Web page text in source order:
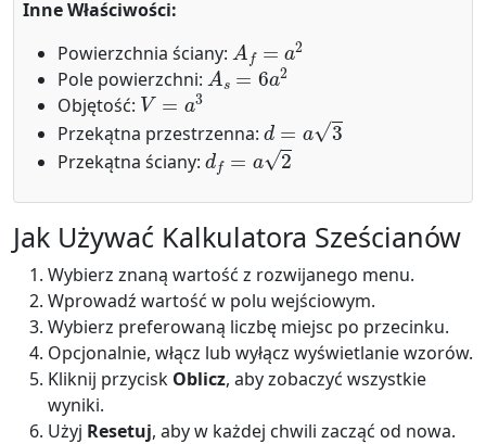
Inne Właściwości:
Powierzchnia ściany:
A
Pole powierzchni:
As=6a2
Objętość:
V=a3
Przekątna przestrzenna:
d
Przekątna ściany:
df=a2
Jak Używać Kalkulatora Sześcianów
Wybierz znaną wartość z rozwijanego menu.
Wprowadź wartość w polu wejściowym.
Wybierz preferowaną liczbę miejsc po przecinku.
Opcjonalnie, włącz lub wyłącz wyświetlanie wzorów.
Kliknij przycisk Oblicz, aby zobaczyć wszystkie
wyniki.
Użyj Resetuj, aby w każdej chwili zacząć od nowa.